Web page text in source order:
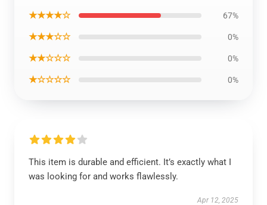
★★★★☆ 67%
★★★☆☆ 0%
★★☆☆☆ 0%
★☆☆☆☆ 0%
This item is durable and efficient. It’s exactly what I
was looking for and works flawlessly.
Apr 12, 2025